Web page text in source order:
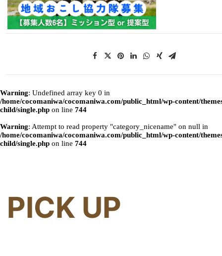
Warning: Undefined array key 0 in
/home/cocomaniwa/cocomaniwa.com/public_html/wp-content/
child/single.php on line 744
Warning: Attempt to read property "category_nicename" on null in
/home/cocomaniwa/cocomaniwa.com/public_html/wp-content/
child/single.php on line 744
PICK UP